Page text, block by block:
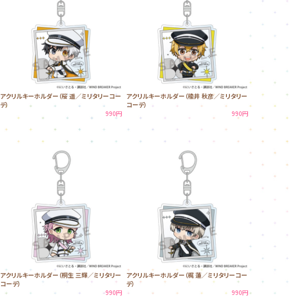
アクリルキーホルダー（桜 遥／ミリタリーコー
デ）
990円
アクリルキーホルダー（楡井 秋彦／ミリタリー
コーデ）
990円
アクリルキーホルダー（桐生 三輝／ミリタリー
コーデ）
990円
アクリルキーホルダー（梶 蓮／ミリタリーコー
デ）
990円